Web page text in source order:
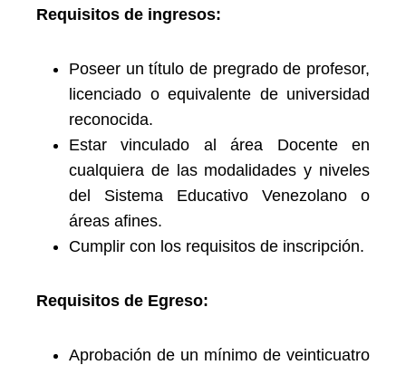
Requisitos de ingresos:
Poseer un título de pregrado de profesor,
licenciado o equivalente de universidad
reconocida.
Estar vinculado al área Docente en
cualquiera de las modalidades y niveles
del Sistema Educativo Venezolano o
áreas afines.
Cumplir con los requisitos de inscripción.
Requisitos de Egreso:
Aprobación de un mínimo de veinticuatro